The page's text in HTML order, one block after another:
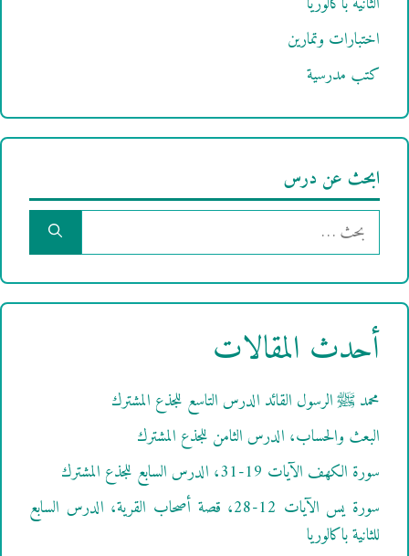
اختبارات وتمارين
كتب مدرسية
ابحث عن درس
البحث
عن:
أحدث المقالات
محمد ﷺ الرسول القائد الدرس التاسع للجذع المشترك
البعث والحساب، الدرس الثامن للجذع المشترك
سورة الكهف الآيات 19-31، الدرس السابع للجذع المشترك
سورة يس الآيات 12-28، قصة أصحاب القرية، الدرس السابع
للثانية باكالوريا